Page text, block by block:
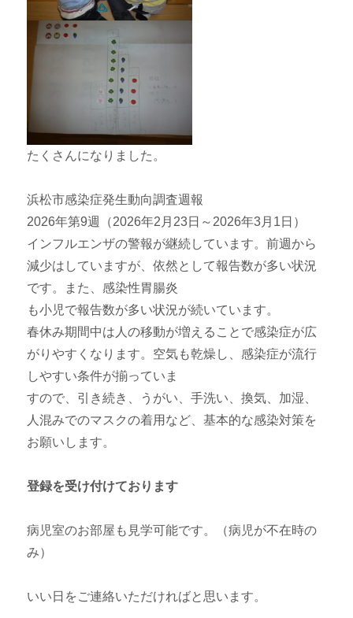
たくさんになりました。
浜松市感染症発生動向調査週報
2026年第9週（2026年2月23日～2026年3月1日）
インフルエンザの警報が継続しています。前週から
減少はしていますが、依然として報告数が多い状況
です。また、感染性胃腸炎
も小児で報告数が多い状況が続いています。
春休み期間中は人の移動が増えることで感染症が広
がりやすくなります。空気も乾燥し、感染症が流行
しやすい条件が揃っていま
すので、引き続き、うがい、手洗い、換気、加湿、
人混みでのマスクの着用など、基本的な感染対策を
お願いします。
登録を受け付けております
病児室のお部屋も見学可能です。（病児が不在時の
み）
いい日をご連絡いただければと思います。